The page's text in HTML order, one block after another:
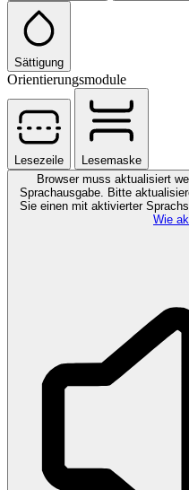
Sättigung
Orientierungsmodule
Lesezeile
Lesemaske
Browser muss aktualisiert
Sprachausgabe. Bitte
Sie einen mit aktivierter
Wie